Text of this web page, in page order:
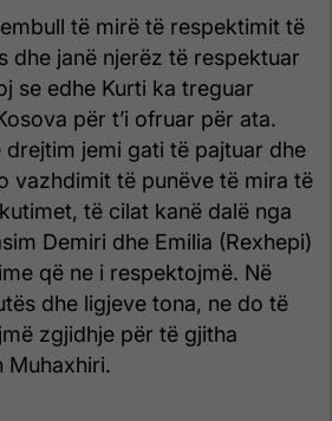
të mirë të respektimit të
dhe janë njerëz të respektuar
se edhe Kurti ka treguar
për t’i ofruar për ata.
drejtim jemi gati të pajtuar dhe
vazhdimit të punëve të mira të
të cilat kanë dalë nga
Demiri dhe Emilia (Rexhepi)
që ne i respektojmë. Në
dhe ligjeve tona, ne do të
zgjidhje për të gjitha
Muhaxhiri.